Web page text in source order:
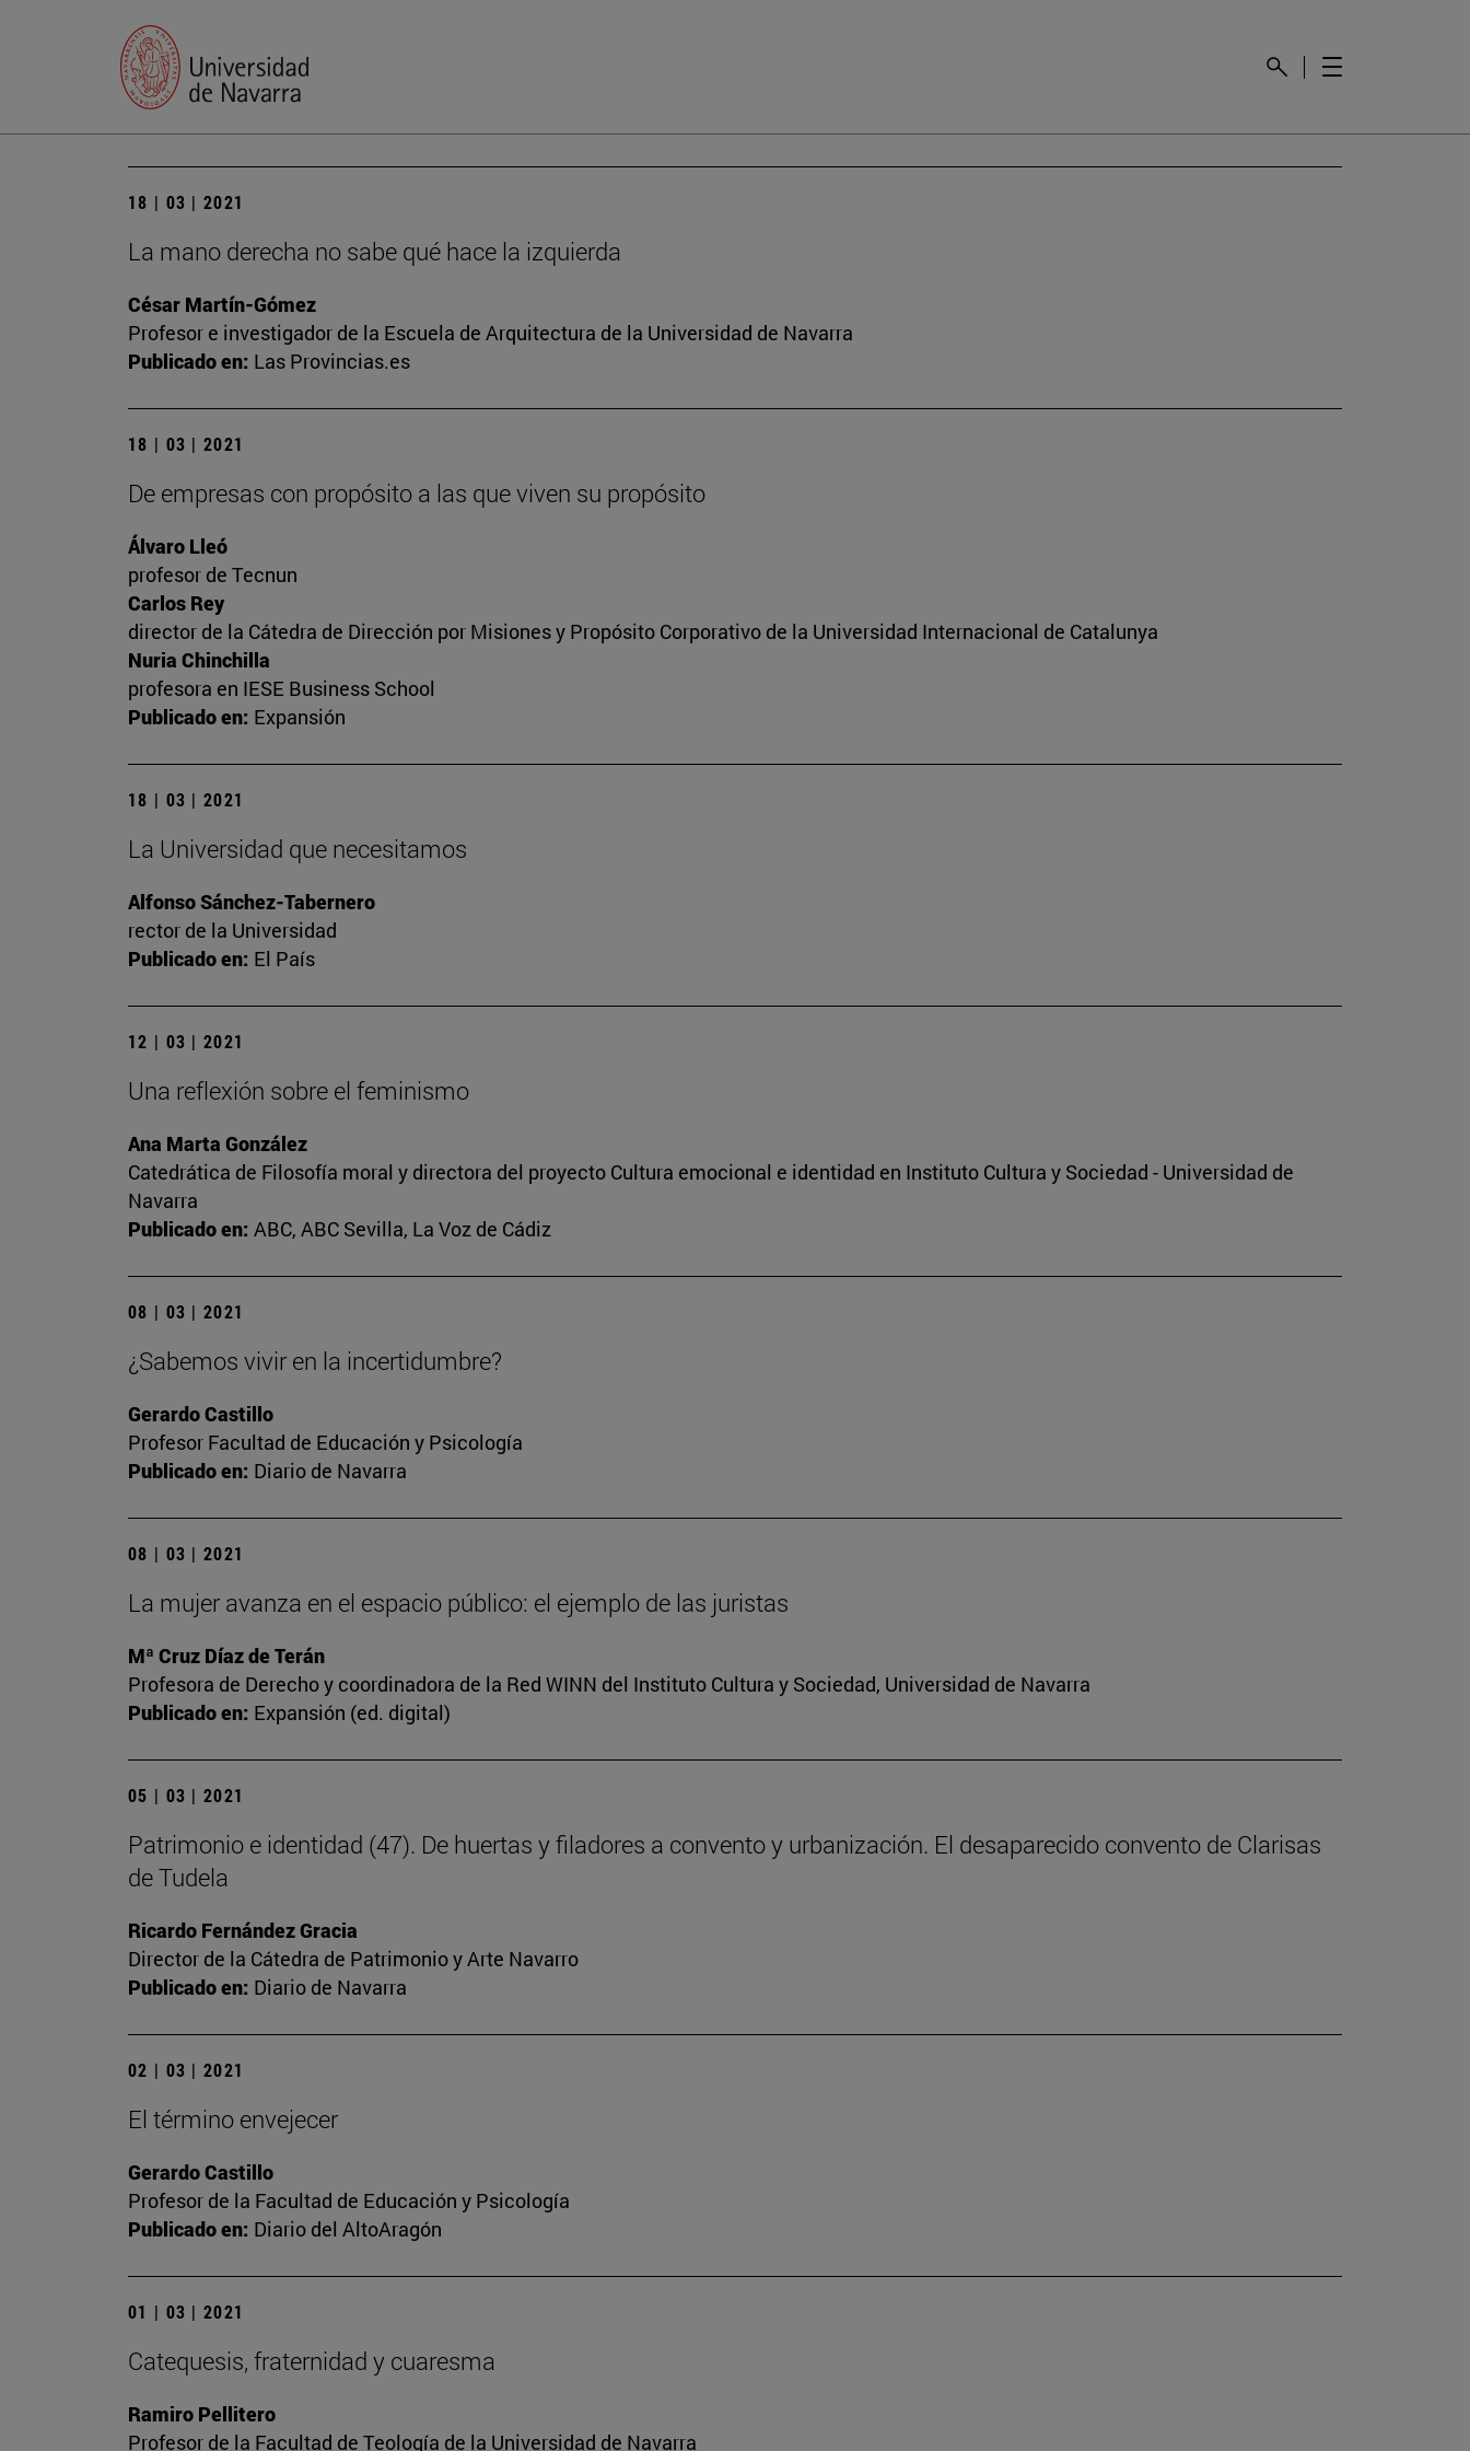
18 | 03 | 2021
La mano derecha no sabe qué hace la izquierda
César Martín-Gómez
Profesor e investigador de la Escuela de Arquitectura de la Universidad de Navarra
Publicado en: Las Provincias.es
18 | 03 | 2021
De empresas con propósito a las que viven su propósito
Álvaro Lleó
profesor de Tecnun
Carlos Rey
director de la Cátedra de Dirección por Misiones y Propósito Corporativo de la Universidad Internacional de Catalunya
Nuria Chinchilla
profesora en IESE Business School
Publicado en: Expansión
18 | 03 | 2021
La Universidad que necesitamos
Alfonso Sánchez-Tabernero
rector de la Universidad
Publicado en: El País
12 | 03 | 2021
Una reflexión sobre el feminismo
Ana Marta González
Catedrática de Filosofía moral y directora del proyecto Cultura emocional e identidad en Instituto Cultura y Sociedad - Universidad de
Navarra
Publicado en: ABC, ABC Sevilla, La Voz de Cádiz
08 | 03 | 2021
¿Sabemos vivir en la incertidumbre?
Gerardo Castillo
Profesor Facultad de Educación y Psicología
Publicado en: Diario de Navarra
08 | 03 | 2021
La mujer avanza en el espacio público: el ejemplo de las juristas
Mª Cruz Díaz de Terán
Profesora de Derecho y coordinadora de la Red WINN del Instituto Cultura y Sociedad, Universidad de Navarra
Publicado en: Expansión (ed. digital)
05 | 03 | 2021
Patrimonio e identidad (47). De huertas y filadores a convento y urbanización. El desaparecido convento de Clarisas
de Tudela
Ricardo Fernández Gracia
Director de la Cátedra de Patrimonio y Arte Navarro
Publicado en: Diario de Navarra
02 | 03 | 2021
El término envejecer
Gerardo Castillo
Profesor de la Facultad de Educación y Psicología
Publicado en: Diario del AltoAragón
01 | 03 | 2021
Catequesis, fraternidad y cuaresma
Ramiro Pellitero
Profesor de la Facultad de Teología de la Universidad de Navarra